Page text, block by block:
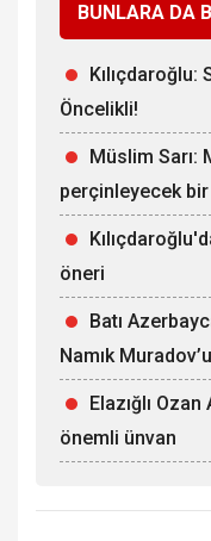
BUNLARA DA
Öncelikli!
Müslim
perçinleyecek
öneri
Batı
Namık
Elazığlı
önemli ünvan